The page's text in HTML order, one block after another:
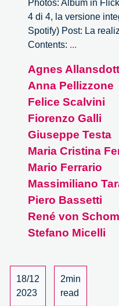
Photos: Album in
4 di 4, la versione
Spotify) Post: La
Contents: ...
–
4/4
Agnes
Anna Pellizzone
Felice Scalvini
Fiorenzo Galli
Giuseppe Testa
Maria Cristina
Mario Ferrario
Massimiliano
Piero Bassetti
René von
Stefano Micelli
18/12
2023
2min
read